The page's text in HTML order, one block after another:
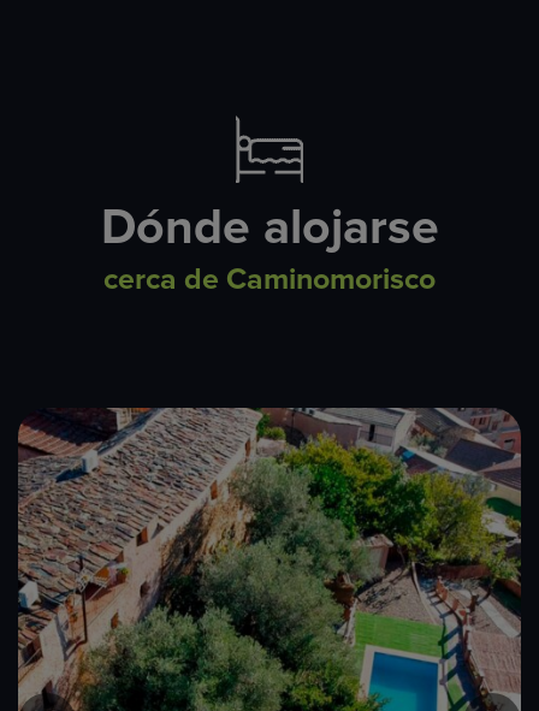
Dónde alojarse
cerca de Caminomorisco